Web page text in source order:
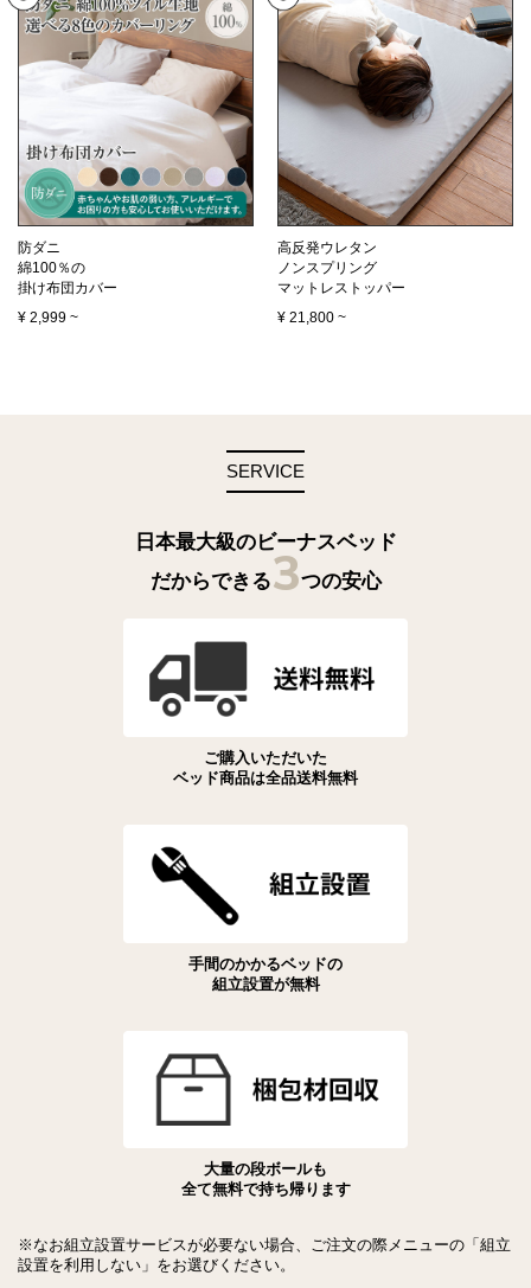
防ダニ
綿100％の
掛け布団カバー
¥ 2,999 ~
高反発ウレタン
ノンスプリング
マットレストッパー
¥ 21,800 ~
SERVICE
日本最大級のビーナスベッド
だからできる3つの安心
ご購入いただいた
ベッド商品は全品送料無料
手間のかかるベッドの
組立設置が無料
大量の段ボールも
全て無料で持ち帰ります
※なお組立設置サービスが必要ない場合、ご注文の際メニューの「組立
設置を利用しない」をお選びください。